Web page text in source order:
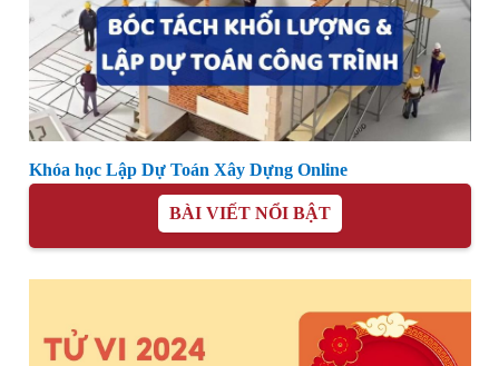
Khóa học Lập Dự Toán Xây Dựng Online
BÀI VIẾT NỔI BẬT